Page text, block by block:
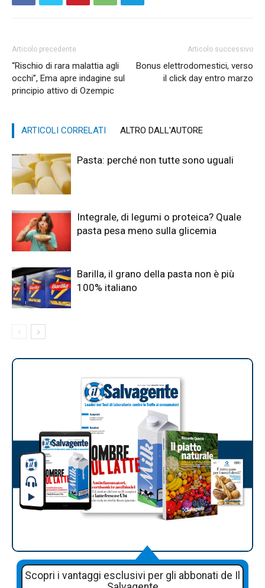
Articolo precedente
“Rischio di rara malattia agli
occhi”, Ema apre indagine sul
principio attivo di Ozempic
Articolo successivo
Bonus elettrodomestici, verso
il click day entro marzo
ARTICOLI CORRELATI ALTRO DALL'AUTORE
Pasta: perché non tutte sono uguali
Integrale, di legumi o proteica? Quale
pasta pesa meno sulla glicemia
Barilla, il grano della pasta non è più
100% italiano
Scopri i vantaggi esclusivi per gli abbonati de Il